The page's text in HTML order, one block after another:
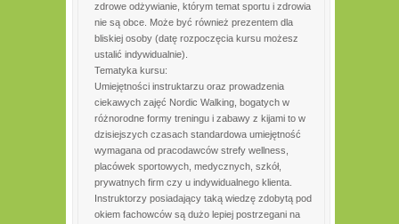
zdrowe odżywianie, którym temat sportu i zdrowia
nie są obce. Może być również prezentem dla
bliskiej osoby (datę rozpoczęcia kursu możesz
ustalić indywidualnie).
Tematyka kursu:
Umiejętności instruktarzu oraz prowadzenia
ciekawych zajęć Nordic Walking, bogatych w
różnorodne formy treningu i zabawy z kijami to w
dzisiejszych czasach standardowa umiejętność
wymagana od pracodawców strefy wellness,
placówek sportowych, medycznych, szkół,
prywatnych firm czy u indywidualnego klienta.
Instruktorzy posiadający taką wiedzę zdobytą pod
okiem fachowców są dużo lepiej postrzegani na